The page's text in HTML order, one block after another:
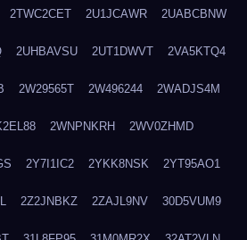
2TWC2CET 2U1JCAWR 2UABCBNW
2UHBAVSU 2UT1DWVT 2VA5KTQ4
2W29565T 2W496244 2WADJS4M
2WNPNKRH 2WV0ZHMD
2Y7I1IC2 2YKK8NSK 2YT95AO1
2Z2JNBKZ 2ZAJL9NV 30D5VUM9